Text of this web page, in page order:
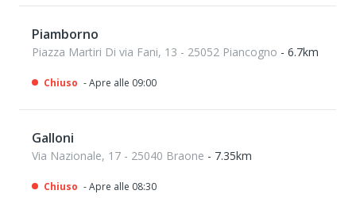
Piamborno
Piazza Martiri Di via Fani, 13 - 25052 Piancogno - 6.7km
Chiuso - Apre alle 09:00
Galloni
Via Nazionale, 17 - 25040 Braone - 7.35km
Chiuso - Apre alle 08:30